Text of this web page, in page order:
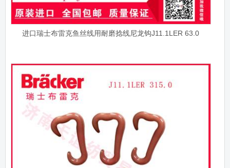
进口瑞士布雷克鱼丝线用耐磨捻线尼龙钩J11.1LER 63.0